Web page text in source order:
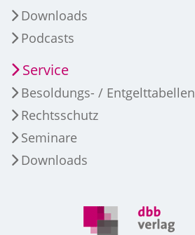
Downloads
Podcasts
Service
Besoldungs- / Entgelttabellen
Rechtsschutz
Seminare
Downloads